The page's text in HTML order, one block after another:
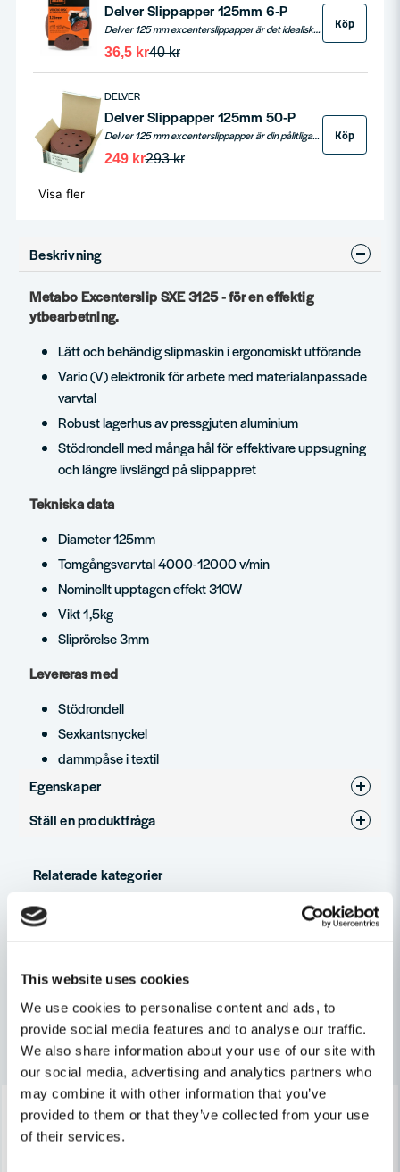
This website uses cookies
We use cookies to personalise content and ads, to
provide social media features and to analyse our traffic.
We also share information about your use of our site with
our social media, advertising and analytics partners who
may combine it with other information that you’ve
provided to them or that they’ve collected from your use
of their services.
Delver Slippapper 125mm 6-P
Delver 125 mm excenterslippapper är det idealiska valet för effektiv och mångsidig slipning. Utrustad med 8 utsugshål, erbjuder det effektiv dammuppsugning och är perfekt för att slipa olika träslag, färgade träytor, spånskivor, byggskivor samt metall. Med en kardborrekompatibel baksida, passar detta slippapper de flesta verktygsmärken som DeWalt, Bosch, AEG, och många fler. Förpackningen innehåller 6 stycken slippapper, vilket ger ett utmärkt värde för både professionella och hemmasnickare.
40 kr
36,5 kr
Köp
DELVER
Delver Slippapper 125mm 50-P
Delver 125 mm excenterslippapper är din pålitliga partner för slipning av alla typer av material. Med 8 utsugshål för dammuppsugning och kardborrebaksida är det kompatibelt med ledande märken som DeWalt och Bosch. Perfekt för trä, metall och mer, levereras i förpackningar om 50 stycken, vilket gör det till ett utmärkt värde för professionella och DIY-projekt.
293 kr
249 kr
Köp
Visa fler
Beskrivning
Metabo Excenterslip SXE 3125 - för en effektig
ytbearbetning.
Lätt och behändig slipmaskin i ergonomiskt utförande
Vario (V) elektronik för arbete med materialanpassade
varvtal
Robust lagerhus av pressgjuten aluminium
Stödrondell med många hål för effektivare uppsugning
och längre livslängd på slippappret
Tekniska data
Diameter 125mm
Tomgångsvarvtal 4000-12000 v/min
Nominellt upptagen effekt 310W
Vikt 1,5kg
Sliprörelse 3mm
Levereras med
Stödrondell
Sexkantsnyckel
dammpåse i textil
Egenskaper
Produkttyp
Ställ en produktfråga
Fråga oss något om denna produkten...
email
Mejladress
Ja, ni får publicera min fråga
Relaterade kategorier
Maskin, Laser & Handverktyg
Andra produkter i kategorin
-10% -6%